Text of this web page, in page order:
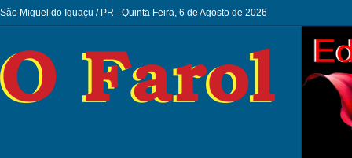
São Miguel do Iguaçu / PR - Quinta Feira, 6 de Agosto de 2026